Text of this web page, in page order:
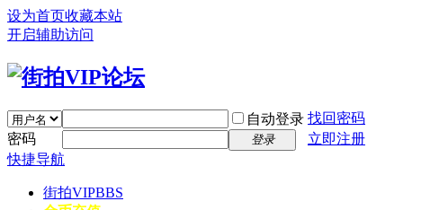
设为首页收藏本站
开启辅助访问
自动登录 找回密码
密码
登录
立即注册
快捷导航
街拍VIPBBS